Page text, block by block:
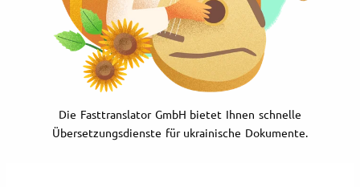
Die Fasttranslator GmbH bietet Ihnen schnelle
Übersetzungsdienste für ukrainische Dokumente.